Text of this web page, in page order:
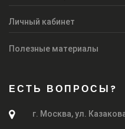
Личный кабинет
Полезные материалы
ЕСТЬ ВОПРОСЫ?
г. Москва, ул.